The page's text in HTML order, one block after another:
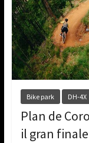
Bike park DH-4X
Plan de
il gran